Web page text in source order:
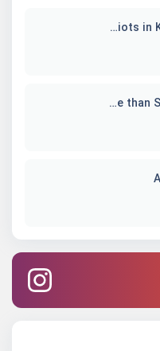
برنامه تلویزیونی Three Idiots in Kenya
برنامه تلویزیونی Better Late than Single